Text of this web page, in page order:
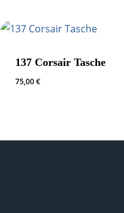
137 Corsair Tasche
75,00€